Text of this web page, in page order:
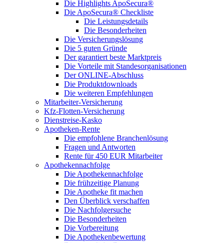
Die Highlights ApoSecura®
Die ApoSecura® Checkliste
Die Leistungsdetails
Die Besonderheiten
Die Versicherungslösung
Die 5 guten Gründe
Der garantiert beste Marktpreis
Die Vorteile mit Standesorganisationen
Der ONLINE-Abschluss
Die Produktdownloads
Die weiteren Empfehlungen
Mitarbeiter-Versicherung
Kfz-Flotten-Versicherung
Dienstreise-Kasko
Apotheken-Rente
Die empfohlene Branchenlösung
Fragen und Antworten
Rente für 450 EUR Mitarbeiter
Apothekennachfolge
Die Apothekennachfolge
Die frühzeitige Planung
Die Apotheke fit machen
Den Überblick verschaffen
Die Nachfolgersuche
Die Besonderheiten
Die Vorbereitung
Die Apothekenbewertung